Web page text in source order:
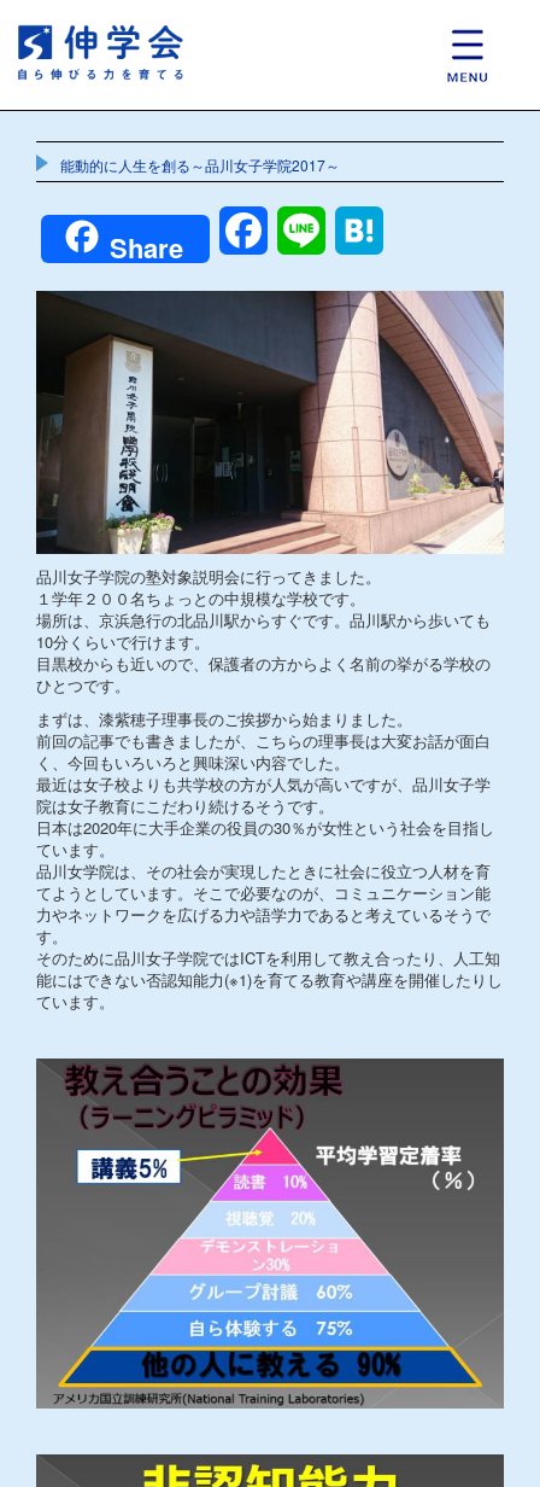
能動的に人生を創る～品川女子学院2017～
Share FacebookLine
品川女子学院の塾対象説明会に行ってきました。
１学年２００名ちょっとの中規模な学校です。
場所は、京浜急行の北品川駅からすぐです。品川駅から歩いても
10分くらいで行けます。
目黒校からも近いので、保護者の方からよく名前の挙がる学校の
ひとつです。
まずは、漆紫穂子理事長のご挨拶から始まりました。
前回の記事でも書きましたが、こちらの理事長は大変お話が面白
く、今回もいろいろと興味深い内容でした。
最近は女子校よりも共学校の方が人気が高いですが、品川女子学
院は女子教育にこだわり続けるそうです。
日本は2020年に大手企業の役員の30％が女性という社会を目指し
ています。
品川女学院は、その社会が実現したときに社会に役立つ人材を育
てようとしています。そこで必要なのが、コミュニケーション能
力やネットワークを広げる力や語学力であると考えているそうで
す。
そのために品川女子学院ではICTを利用して教え合ったり、人工知
能にはできない否認知能力(※1)を育てる教育や講座を開催したりし
ています。